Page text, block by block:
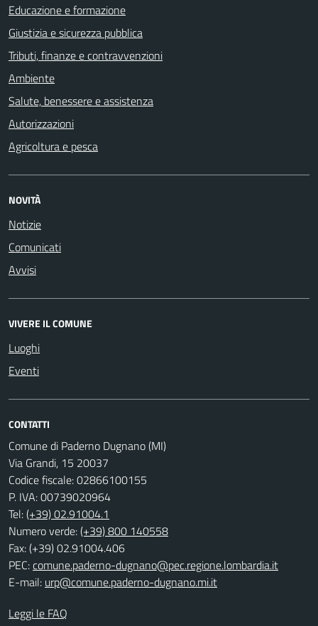
Educazione e formazione
Giustizia e sicurezza pubblica
Tributi, finanze e contravvenzioni
Ambiente
Salute, benessere e assistenza
Autorizzazioni
Agricoltura e pesca
NOVITÀ
Notizie
Comunicati
Avvisi
VIVERE IL COMUNE
Luoghi
Eventi
CONTATTI
Comune di Paderno Dugnano (MI)
Via Grandi, 15 20037
Codice fiscale: 02866100155
P. IVA: 00739020964
Tel:(+39) 02.91004.1
Numero verde:(+39) 800 140558
Fax: (+39) 02.91004.406
PEC:comune.paderno-dugnano@pec.regione.lombardia.it
E-mail: urp@comune.paderno-dugnano.mi.it
Leggi le FAQ